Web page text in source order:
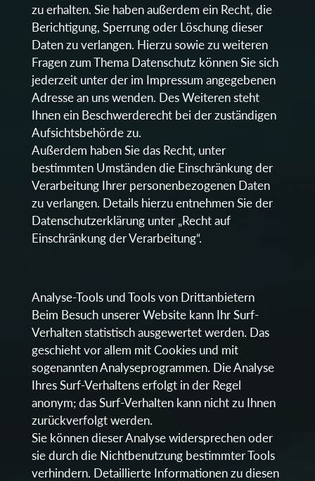
zu erhalten. Sie haben außerdem ein Recht, die
Berichtigung, Sperrung oder Löschung dieser
Daten zu verlangen. Hierzu sowie zu weiteren
Fragen zum Thema Datenschutz können Sie sich
jederzeit unter der im Impressum angegebenen
Adresse an uns wenden. Des Weiteren steht
Ihnen ein Beschwerderecht bei der zuständigen
Aufsichtsbehörde zu.
Außerdem haben Sie das Recht, unter
bestimmten Umständen die Einschränkung der
Verarbeitung Ihrer personenbezogenen Daten
zu verlangen. Details hierzu entnehmen Sie der
Datenschutzerklärung unter „Recht auf
Einschränkung der Verarbeitung“.
Analyse-Tools und Tools von Drittanbietern
Beim Besuch unserer Website kann Ihr Surf-
Verhalten statistisch ausgewertet werden. Das
geschieht vor allem mit Cookies und mit
sogenannten Analyseprogrammen. Die Analyse
Ihres Surf-Verhaltens erfolgt in der Regel
anonym; das Surf-Verhalten kann nicht zu Ihnen
zurückverfolgt werden.
Sie können dieser Analyse widersprechen oder
sie durch die Nichtbenutzung bestimmter Tools
verhindern. Detaillierte Informationen zu diesen